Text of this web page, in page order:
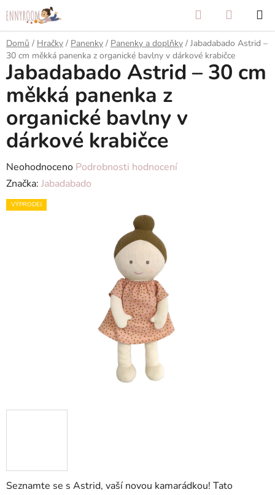
na
obsah
Hledat
KOŠÍK
Domů / Hračky / Panenky / Panenky a doplňky / Jabadabado Astrid –
30 cm měkká panenka z organické bavlny v dárkové krabičce
Seznamte se s Astrid, vaší novou kamarádkou! Tato
Jabadabado Astrid – 30 cm
měkká panenka z
organické bavlny v
dárkové krabičce
Průměrné
hodnocení
produktu
Neohodnoceno Podrobnosti hodnocení
Značka: Jabadabado
VÝPRODEJ